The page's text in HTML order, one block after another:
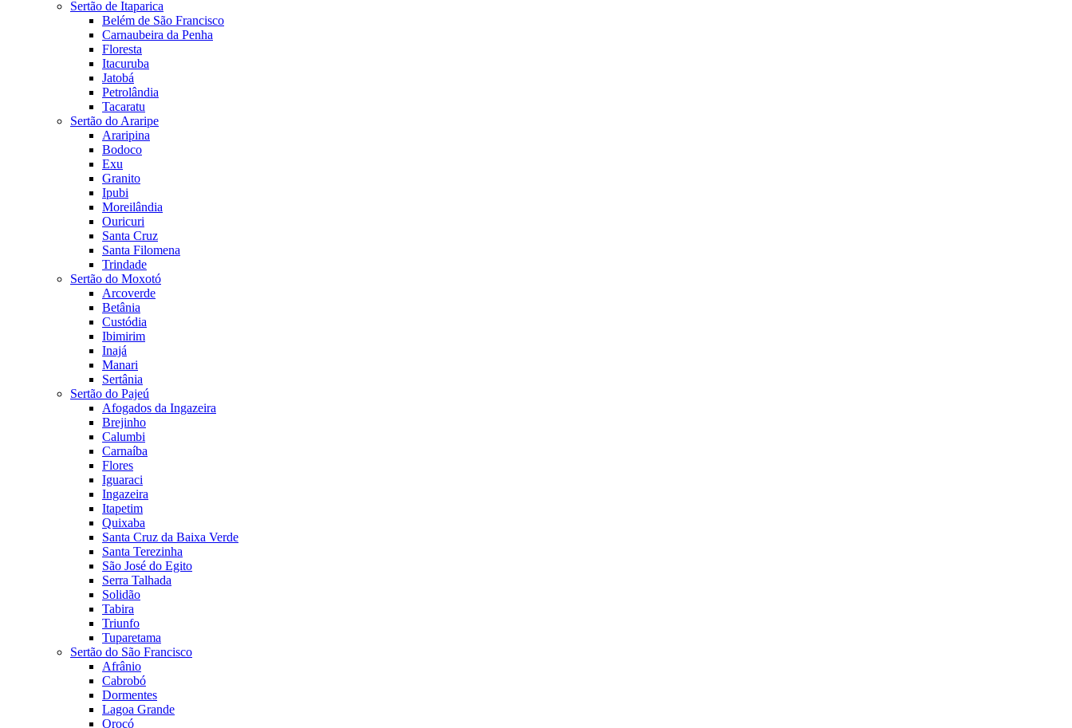
Sertão de Itaparica
Belém de São Francisco
Carnaubeira da Penha
Floresta
Itacuruba
Jatobá
Petrolândia
Tacaratu
Sertão do Araripe
Araripina
Bodoco
Exu
Granito
Ipubi
Moreilândia
Ouricuri
Santa Cruz
Santa Filomena
Trindade
Sertão do Moxotó
Arcoverde
Betânia
Custódia
Ibimirim
Inajá
Manari
Sertânia
Sertão do Pajeú
Afogados da Ingazeira
Brejinho
Calumbi
Carnaíba
Flores
Iguaraci
Ingazeira
Itapetim
Quixaba
Santa Cruz da Baixa Verde
Santa Terezinha
São José do Egito
Serra Talhada
Solidão
Tabira
Triunfo
Tuparetama
Sertão do São Francisco
Afrânio
Cabrobó
Dormentes
Lagoa Grande
Orocó